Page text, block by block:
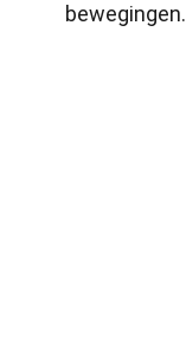
bewegingen.